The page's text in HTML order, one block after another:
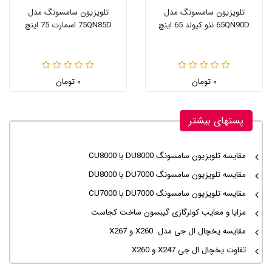
تلویزیون سامسونگ مدل
65QN90D نئو کیولد 65 اینچ
۰ تومان
تلویزیون سامسونگ مدل
75QN85D اسمارت 75 اینچ
۰ تومان
پستهای بیشتر
مقایسه تلویزیون سامسونگ DU8000 با CU8000
مقایسه تلویزیون سامسونگ DU7000 با DU8000
مقایسه تلویزیون سامسونگ DU7000 با CU7000
مزایا و معایب کولرگازی گیبسون ساخت کجاست
مقایسه یخچال ال جی مدل X260 و X267
تفاوت یخچال ال جی X247 و X260